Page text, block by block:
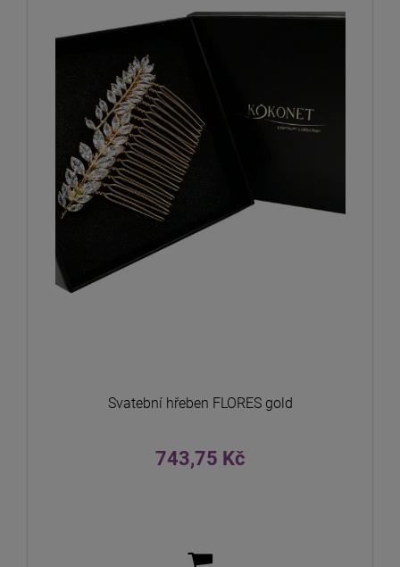
Svatební hřeben FLORES gold
743,75 Kč